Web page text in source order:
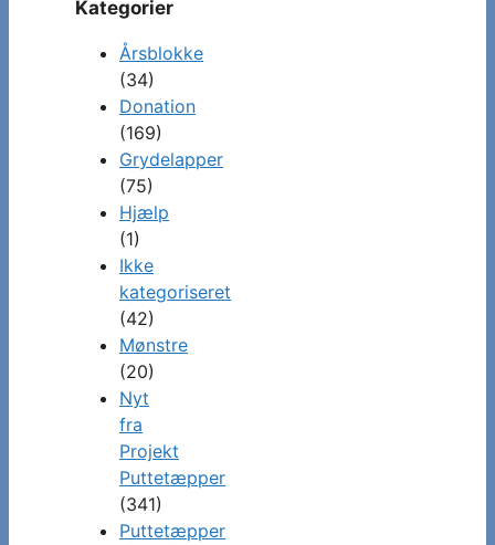
Kategorier
Årsblokke
(34)
Donation
(169)
Grydelapper
(75)
Hjælp
(1)
Ikke
kategoriseret
(42)
Mønstre
(20)
Nyt
fra
Projekt
Puttetæpper
(341)
Puttetæpper